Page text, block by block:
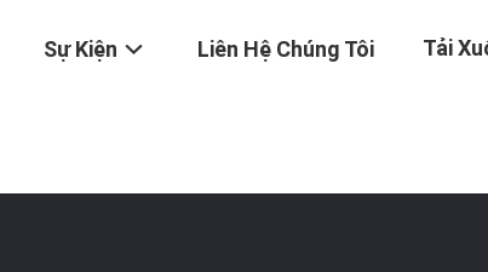
Sự Kiện Liên Hệ Chúng Tôi Tải